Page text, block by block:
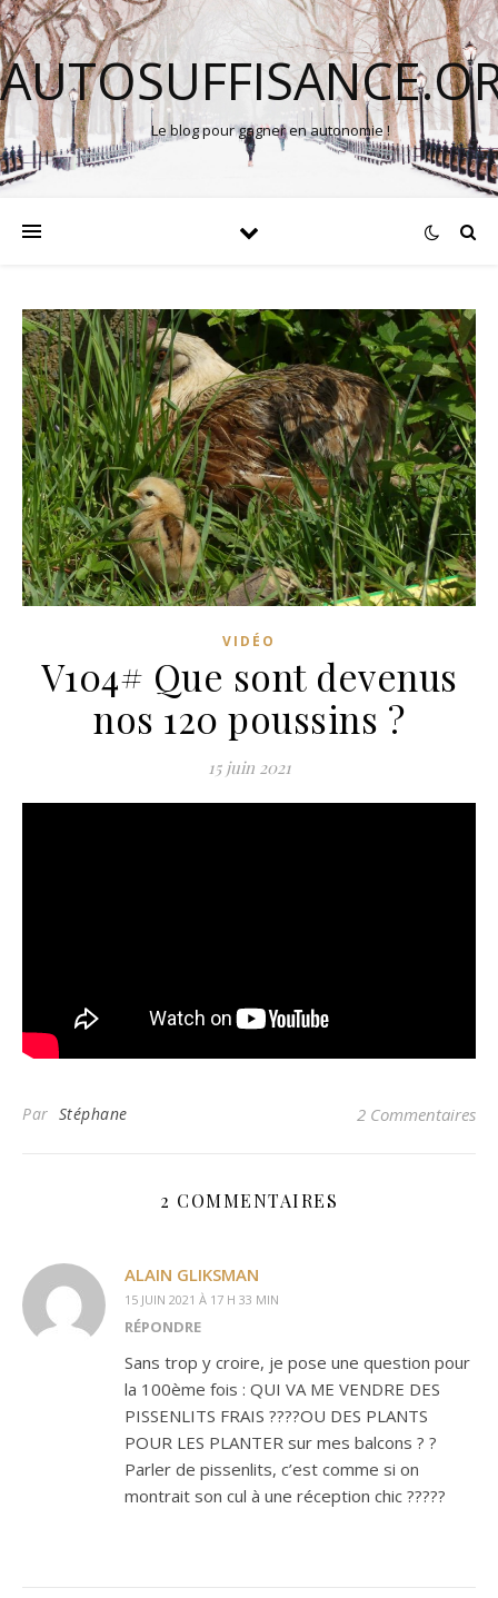
Le blog pour gagner en autonomie !
VIDÉO
V104# Que sont devenus
nos 120 poussins ?
15 juin 2021
Par Stéphane 2 Commentaires
2 COMMENTAIRES
ALAIN GLIKSMAN
15 JUIN 2021 À 17 H 33 MIN
RÉPONDRE
Sans trop y croire, je pose une question pour
la 100ème fois : QUI VA ME VENDRE DES
PISSENLITS FRAIS ????OU DES PLANTS
POUR LES PLANTER sur mes balcons ? ?
Parler de pissenlits, c’est comme si on
montrait son cul à une réception chic ?????